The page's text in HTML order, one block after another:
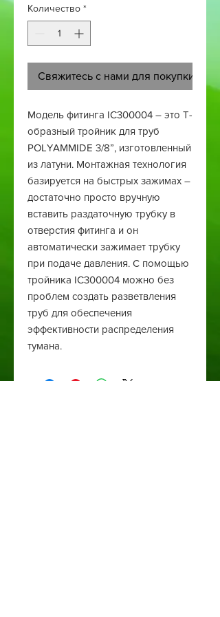
Количество *
Свяжитесь с нами для покупки
Модель фитинга IC300004 – это Т-
образный тройник для труб
POLYAMMIDE 3/8”, изготовленный
из латуни. Монтажная технология
базируется на быстрых зажимах –
достаточно просто вручную
вставить раздаточную трубку в
отверстия фитинга и он
автоматически зажимает трубку
при подаче давления. С помощью
тройника IC300004 можно без
проблем создать разветвления
труб для обеспечения
эффективности распределения
тумана.